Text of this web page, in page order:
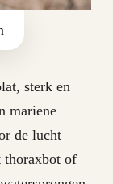
sterk en
mariene
de lucht
thoraxbot of